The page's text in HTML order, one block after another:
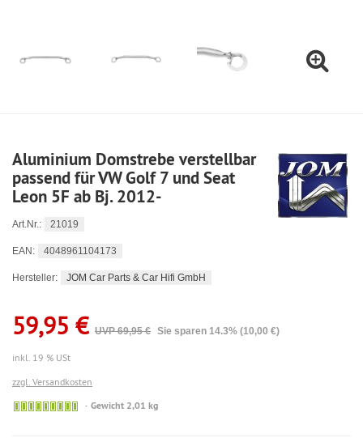
Aluminium Domstrebe verstellbar
passend für VW Golf 7 und Seat
Leon 5F ab Bj. 2012-
Art.Nr.: 21019
EAN: 4048961104173
Hersteller: JOM Car Parts & Car Hifi GmbH
59,95 € UVP 69,95 € Sie sparen 14.3% (10,00 €)
inkl. 19 % USt
zzgl. Versandkosten
🟢 Gewicht 2,01 kg